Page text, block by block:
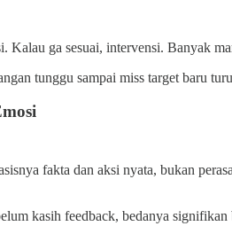
Kalau ga sesuai, intervensi. Banyak
tunggu sampai miss target baru
fakta dan aksi nyata, bukan
kasih feedback, bedanya